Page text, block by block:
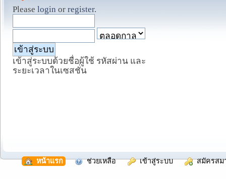
Please login or register.
เข้าสู่ระบบด้วยชื่อผู้ใช้ รหัสผ่าน และ
ระยะเวลาในเซสชั่น
หน้าแรก ช่วยเหลือ เข้าสู่ระบบ สมัครสม